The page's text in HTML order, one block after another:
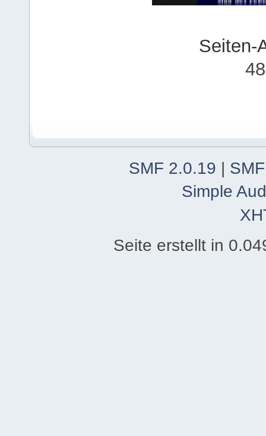
Seiten-
SMF 2.0.19 |
Simple
Seite erstellt in